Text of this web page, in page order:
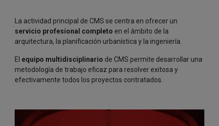
La actividad principal de CMS se centra en ofrecer un
servicio profesional completo en el ámbito de la
arquitectura, la planificación urbanística y la ingeniería.
El equipo multidisciplinario de CMS permite desarrollar una
metodología de trabajo eficaz para resolver exitosa y
efectivamente todos los proyectos contratados.